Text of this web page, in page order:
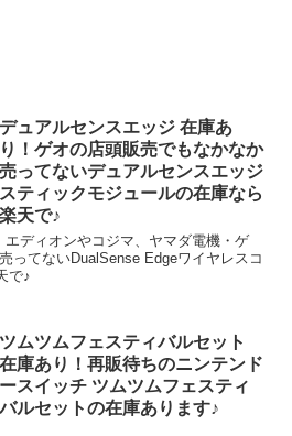
デュアルセンスエッジ 在庫あ
り！ゲオの店頭販売でもなかなか
売ってないデュアルセンスエッジ
スティックモジュールの在庫なら
楽天で♪
エディオンやコジマ、ヤマダ電機・ゲ
ってないDualSense Edgeワイヤレスコ
で♪
ツムツムフェスティバルセット
在庫あり！再販待ちのニンテンド
ースイッチ ツムツムフェスティ
バルセットの在庫あります♪